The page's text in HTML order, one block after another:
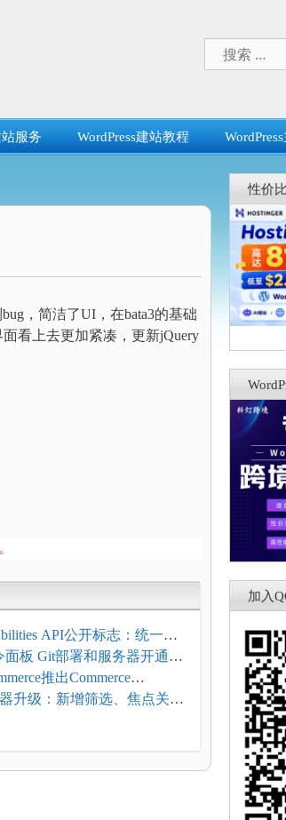
索：
站服务 WordPress建站教程
，简洁了UI，在bata3的基础
看上去更加紧凑，更新jQuery
API公开标志：统一支
AI代理
面板 Git部署和服务器开通更
推出Commerce
商店可保留前台体验并扩展电
升级：新增筛选、焦点关键
性价
加入